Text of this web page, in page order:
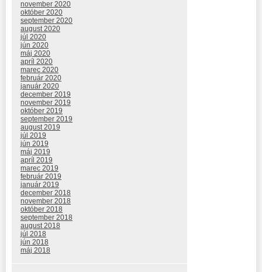
november 2020
október 2020
september 2020
august 2020
júl 2020
jún 2020
máj 2020
apríl 2020
marec 2020
február 2020
január 2020
december 2019
november 2019
október 2019
september 2019
august 2019
júl 2019
jún 2019
máj 2019
apríl 2019
marec 2019
február 2019
január 2019
december 2018
november 2018
október 2018
september 2018
august 2018
júl 2018
jún 2018
máj 2018